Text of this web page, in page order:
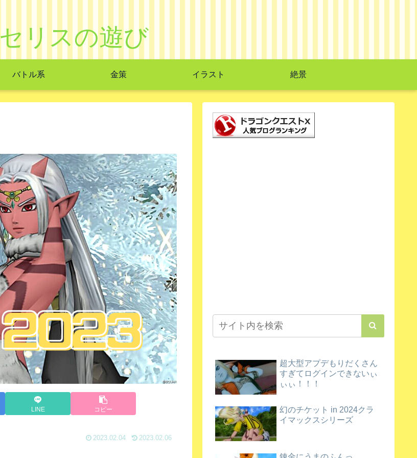
セリスの遊び
バトル系 金策 イラスト 絶景
LINE コピー
2023.02.04 2023.02.06
超大型アプデもりだくさん
すぎてログインできないぃ
ぃぃ！！！
幻のチケット in 2024クラ
イマックスシリーズ